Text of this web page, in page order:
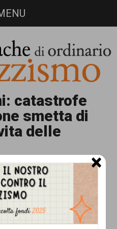
catastrofe
smetta di
delle
non è riuscita a
di rifugiati,
×